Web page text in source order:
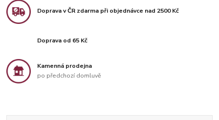
Doprava v ČR zdarma při objednávce nad 2500 Kč
Doprava od 65 Kč
Kamenná prodejna
po předchozí domluvě